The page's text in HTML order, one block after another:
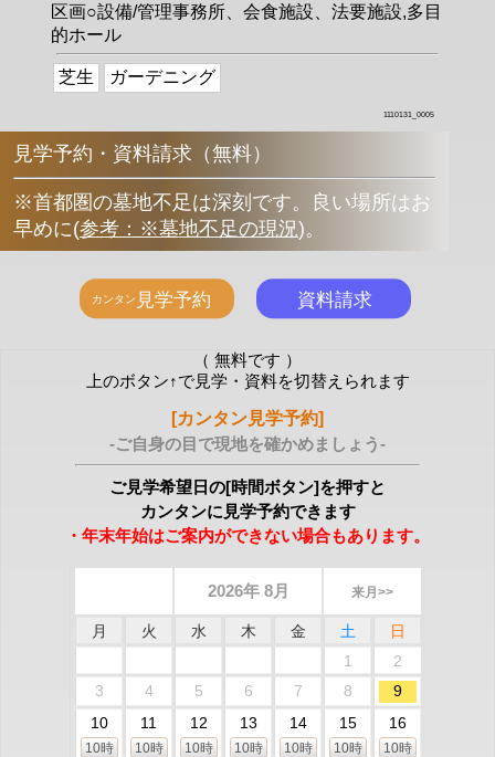
区画○設備/管理事務所、会食施設、法要施設,多目
的ホール
芝生 ガーデニング
1110131_0005
見学予約・資料請求（無料）
※首都圏の墓地不足は深刻です。良い場所はお
早めに(参考：※墓地不足の現況)。
（ 無料です ）
上のボタン↑で見学・資料を切替えられます
[カンタン見学予約]
-ご自身の目で現地を確かめましょう-
ご見学希望日の[時間ボタン]を押すと
カンタンに見学予約できます
・年末年始はご案内ができない場合もあります。
2026年 8月 来月>>
月 火 水 木 金 土
日
1
2
3
4 5 6 7 8
9
10
10時
11
10時
12
10時
13
10時
14
10時
15
10時
16
10時